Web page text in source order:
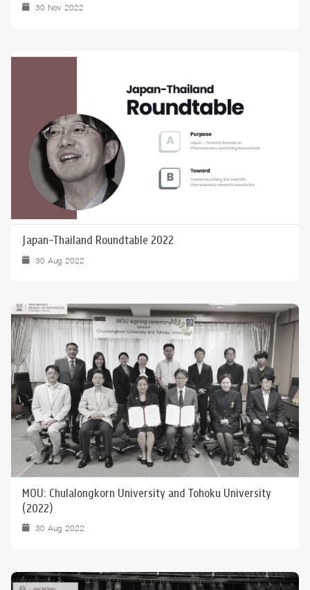
30 Nov 2022
Japan-Thailand Roundtable 2022
30 Aug 2022
MOU: Chulalongkorn University and Tohoku University
(2022)
30 Aug 2022